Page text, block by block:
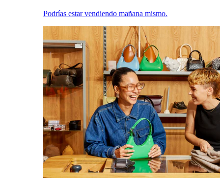
Podrías estar vendiendo mañana mismo.